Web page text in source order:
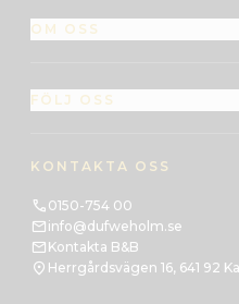
OM OSS
FÖLJ OSS
KONTAKTA OSS
0150-754 00
info@dufweholm.se
Kontakta B&B
Herrgårdsvägen 16, 641 92